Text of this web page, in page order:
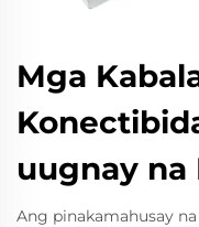
Mga
uugnay na
Ang pinakamahusay